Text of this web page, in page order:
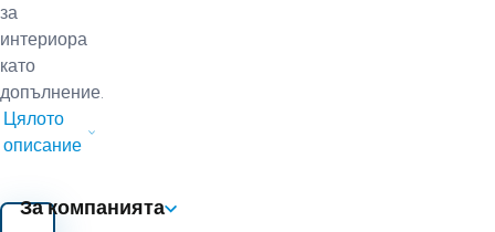
за
интериора
като
допълнение.
Цялото
описание
За компанията